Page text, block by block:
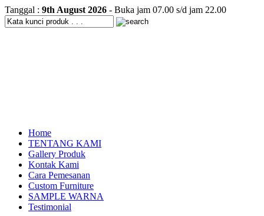
Tanggal : 9th August 2026 - Buka jam 07.00 s/d jam 22.00
Home
TENTANG KAMI
Gallery Produk
Kontak Kami
Cara Pemesanan
Custom Furniture
SAMPLE WARNA
Testimonial